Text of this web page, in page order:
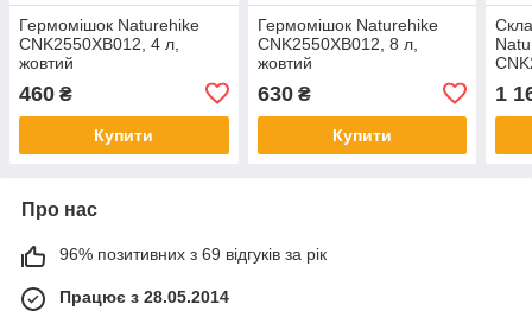
Гермомішок Naturehike
CNK2550XB012, 4 л,
жовтий
460 ₴
Купити
Гермомішок Naturehike
CNK2550XB012, 8 л,
жовтий
630₴
Купити
1
Про нас
96% позитивних з 69 відгуків за рік
Працює з 28.05.2014